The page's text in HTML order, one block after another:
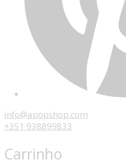
info@apopshop.com
+351 938899833
Carrinho